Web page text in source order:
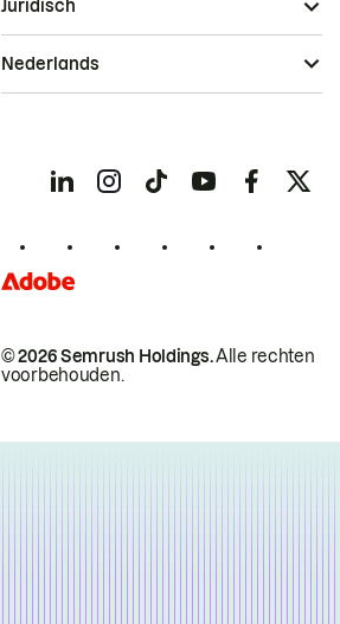
© 2026 Semrush Holdings.Alle rechten
voorbehouden.
Juridisch
Nederlands